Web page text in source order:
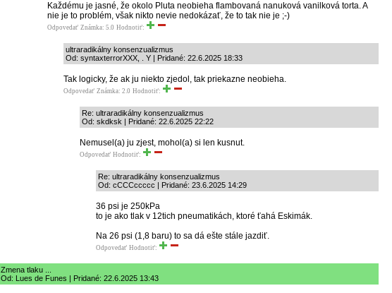
Každému je jasné, že okolo Pluta neobieha flambovaná nanuková vanilková torta. A
nie je to problém, však nikto nevie nedokázať, že to tak nie je ;-)
Odpovedať Známka: 5.0 Hodnotiť:
ultraradikálny konsenzualizmus
Od: syntaxterrorXXX, . Y | Pridané: 22.6.2025 18:33
Tak logicky, že ak ju niekto zjedol, tak priekazne neobieha.
Odpovedať Známka: 2.0 Hodnotiť:
Re: ultraradikálny konsenzualizmus
Od: skdksk | Pridané: 22.6.2025 22:22
Nemusel(a) ju zjest, mohol(a) si len kusnut.
Odpovedať Hodnotiť:
Re: ultraradikálny konsenzualizmus
Od: cCCCccccc | Pridané: 23.6.2025 14:29
36 psi je 250kPa
to je ako tlak v 12tich pneumatikách, ktoré ťahá Eskimák.
Na 26 psi (1,8 baru) to sa dá ešte stále jazdiť.
Odpovedať Hodnotiť:
Zmena tlaku ...
Od: Lues de Funes | Pridané: 22.6.2025 13:43